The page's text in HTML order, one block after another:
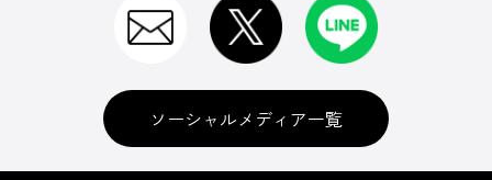
ソーシャルメディア一覧